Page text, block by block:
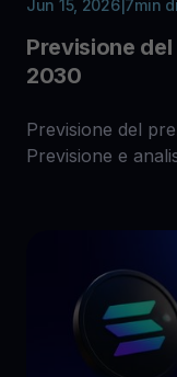
Jun 15, 2026| 7min
Previsione
2030
Previsione del
Previsione e